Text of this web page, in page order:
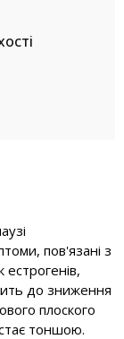
пов'язані з
до зниження
плоского
стає тоншою.